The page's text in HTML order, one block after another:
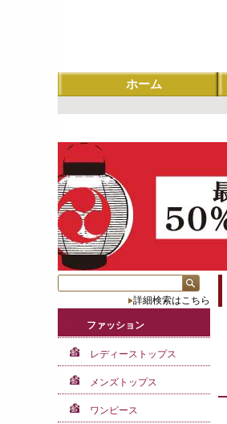
ホーム
詳細検索はこちら
ファッション
レディーストップス
メンズトップス
ワンピース